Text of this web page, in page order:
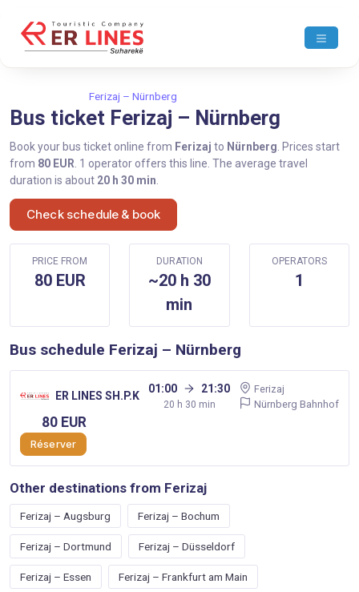
Ferizaj – Nürnberg
Bus ticket Ferizaj – Nürnberg
Book your bus ticket online from Ferizaj to Nürnberg . Prices start
from 80 EUR . 1 operator offers this line. The average travel
duration is about 20 h 30 min
Check schedule & book
PRICE FROM
80 EUR
DURATION
~20 h 30
min
OPERATORS
1
Bus schedule Ferizaj – Nürnberg
ER LINES SH.P.K
01:00 21:30
20 h 30 min
Ferizaj
Nürnberg Bahnhof
80 EUR
Réserver
Other destinations from Ferizaj
Ferizaj – Augsburg Ferizaj – Bochum
Ferizaj – Dortmund Ferizaj – Düsseldorf
Ferizaj – Essen Ferizaj – Frankfurt am Main